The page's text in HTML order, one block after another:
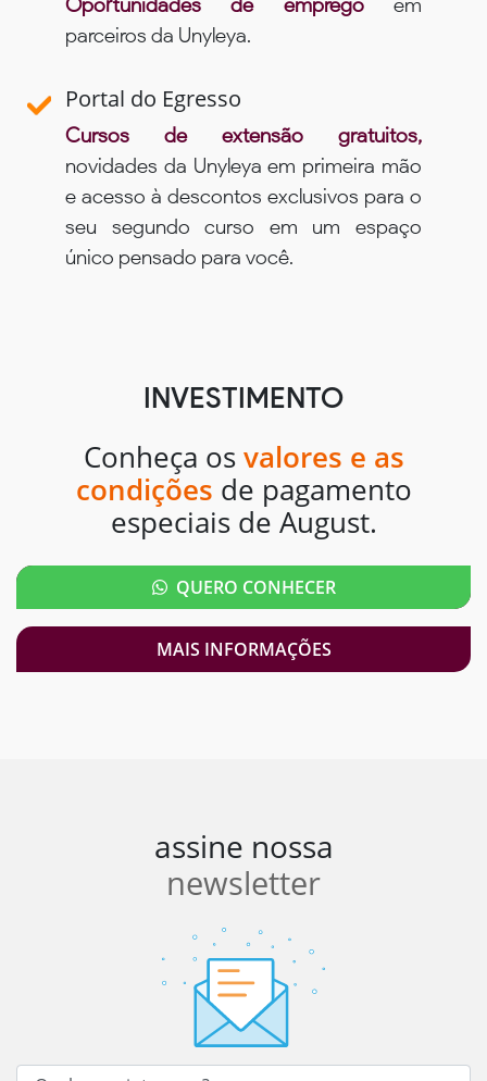
Oportunidades de empregoem
parceiros da Unyleya.
Portal do Egresso
Cursos de extensão gratuitos,
novidades da Unyleya em primeira mão
e acesso à descontos exclusivos para o
seu segundo curso em um espaço
único pensado para você.
INVESTIMENTO
Conheça os valores e as
condições de pagamento
especiais de August.
QUERO CONHECER
MAIS INFORMAÇÕES
assine nossa
newsletter